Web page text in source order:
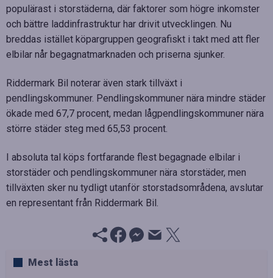
populärast i storstäderna, där faktorer som högre inkomster
och bättre laddinfrastruktur har drivit utvecklingen. Nu
breddas istället köpargruppen geografiskt i takt med att fler
elbilar når begagnatmarknaden och priserna sjunker.
Riddermark Bil noterar även stark tillväxt i
pendlingskommuner. Pendlingskommuner nära mindre städer
ökade med 67,7 procent, medan lågpendlingskommuner nära
större städer steg med 65,53 procent.
I absoluta tal köps fortfarande flest begagnade elbilar i
storstäder och pendlingskommuner nära storstäder, men
tillväxten sker nu tydligt utanför storstadsområdena, avslutar
en representant från Riddermark Bil.
Mest lästa